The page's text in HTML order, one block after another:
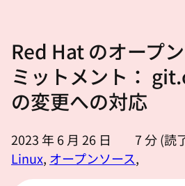
さ
い
Red Hat のオープ
ミットメント：
の変更への対応
2023 年 6 月 26 日 7分 (読
Linux, オープンソース,